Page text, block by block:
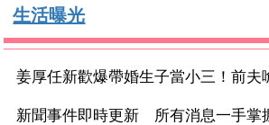
生活曝光
姜厚任新歡爆帶婚生子當小三！前夫
新聞事件即時更新 所有消息一手掌